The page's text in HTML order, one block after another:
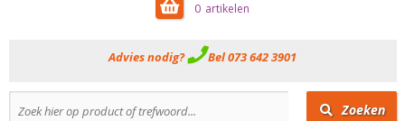
0
Advies nodig? Bel 073 642 3901
Zoeken